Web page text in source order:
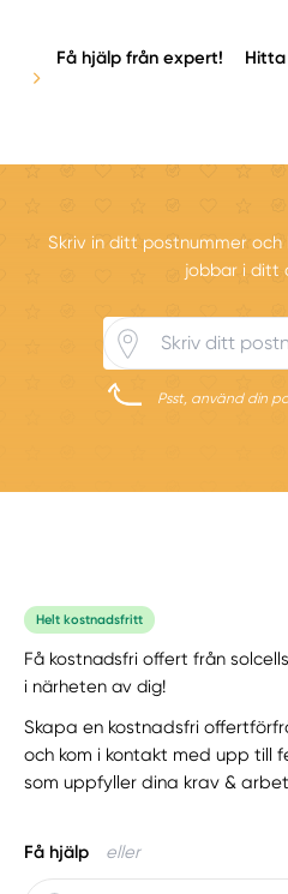
Få hjälp från expert!
Skriv in ditt postnummer
jobbar i ditt
Psst, använd din
Helt kostnadsfritt
Få kostnadsfri offert från
i närheten av dig!
Skapa en kostnadsfri
och kom i kontakt med upp till
som uppfyller dina krav &
Få hjälp eller